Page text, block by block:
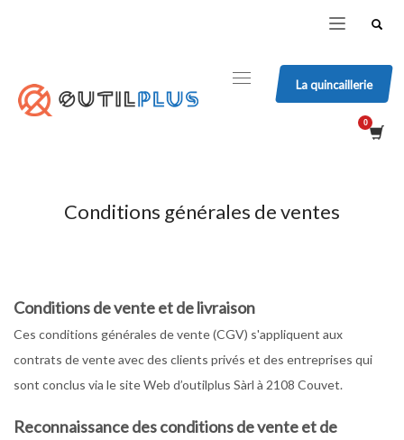
La quincaillerie
Conditions générales de ventes
Conditions de vente et de livraison
Ces conditions générales de vente (CGV) s'appliquent aux
contrats de vente avec des clients privés et des entreprises qui
sont conclus via le site Web d’outilplus Sàrl à 2108 Couvet.
Reconnaissance des conditions de vente et de